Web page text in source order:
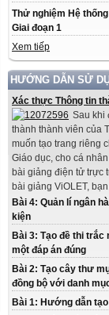
Thử nghiệm Hệ
Giai đoạn 1
Xem tiếp
HƯỚNG DẪN SỬ
Xác thực Thông tin
Sau khi
thành thành viên của
muốn tạo trang riêng
Giáo dục, cho cá
bài giảng điện tử trực
bài giảng ViOLET,
Bài 4: Quản lí ngân
kiện
Bài 3: Tạo đề thi
một đáp án đúng
Bài 2: Tạo cây thư
đồng bộ với danh
Bài 1: Hướng dẫn